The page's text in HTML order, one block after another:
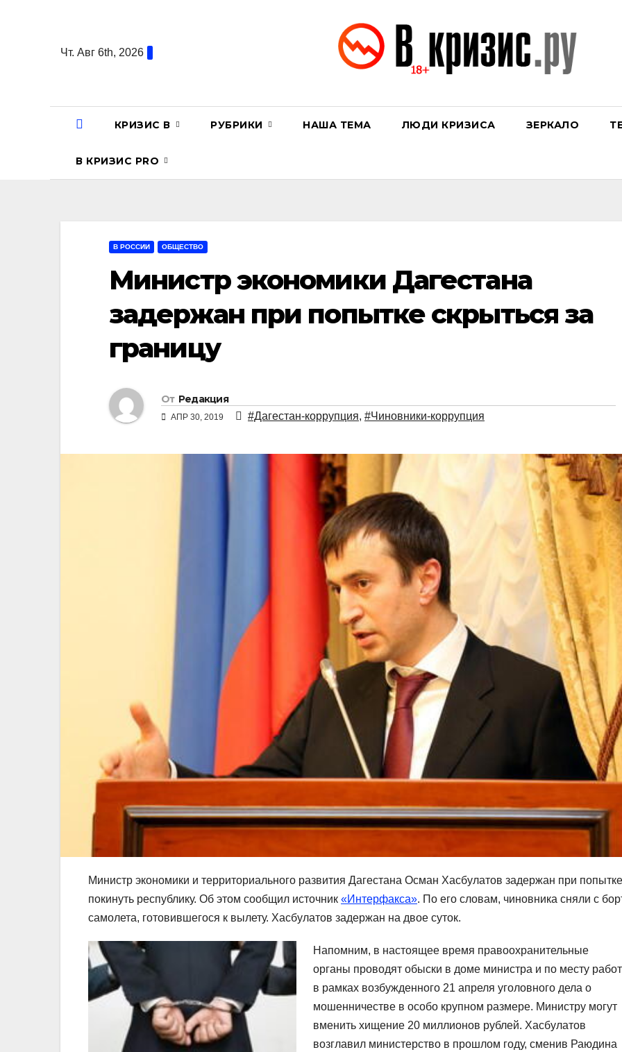
содержаниюЧт. Авг 6th, 2026
КРИЗИС В РУБРИКИ НАША ТЕМА ЛЮДИ КРИЗИСА ЗЕРКАЛО
В КРИЗИС PRO
В РОССИИ ОБЩЕСТВО
Министр экономики Дагестана
задержан при попытке скрыться за
границу
От Редакция
АПР 30, 2019 #Дагестан-коррупция, #Чиновники-коррупция
Министр экономики и территориального развития Дагестана Осман Хасбулатов задержан при попытке
покинуть республику. Об этом сообщил источник «Интерфакса». По его словам, чиновника сняли с
самолета, готовившегося к вылету. Хасбулатов задержан на двое суток.
Напомним, в настоящее время правоохранительные
органы проводят обыски в доме министра и по месту
в рамках возбужденного 21 апреля уголовного дела о
мошенничестве в особо крупном размере. Министру могут
вменить хищение 20 миллионов рублей. Хасбулатов
возглавил министерство в прошлом году, сменив Раюдина